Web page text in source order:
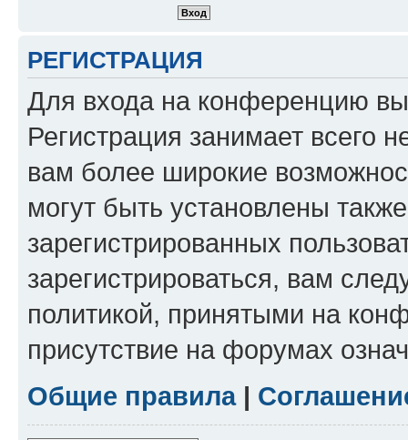
РЕГИСТРАЦИЯ
Для входа на конференцию
Регистрация занимает всего
вам более широкие
могут быть установлены
зарегистрированных
зарегистрироваться, вам
политикой, принятыми на
присутствие на форумах
Общие правила|